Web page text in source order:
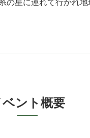
ン ト 概 要